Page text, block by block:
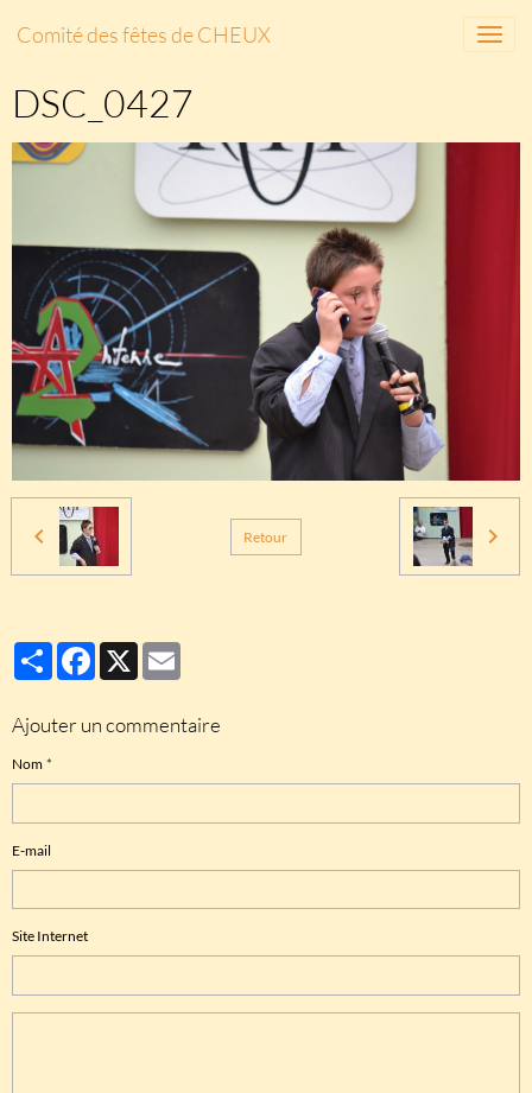
Comité des fêtes de CHEUX
DSC_0427
Retour
PartagerFacebook
X
Ajouter un commentaire
Nom
E-mail
Site Internet